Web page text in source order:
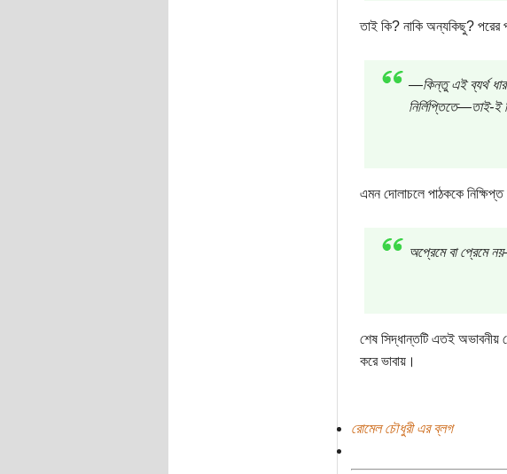
তাই কি? নাকি অন্যকিছু? পরের
—কিন্তু এই ব্যর্থ
নির্লিপ্তিতে—তাই-
এমন দোলাচলে পাঠককে
অপ্রেমে বা প্রেমে
শেষ সিদ্ধান্তটি এতই
করে ভাবায়।
রোমেল চৌধুরী এর ব্লগ